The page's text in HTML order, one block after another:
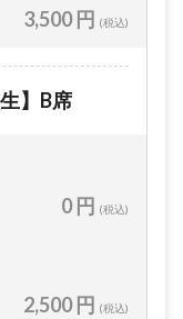
3,500 円 (税込)
】B席
0 円 (税込)
2,500 円 (税込)